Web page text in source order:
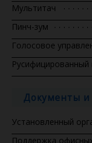
Мультитач
Пинч-зум
Голосовое
Русифицированный
Документы и
Установленный
Поддержка